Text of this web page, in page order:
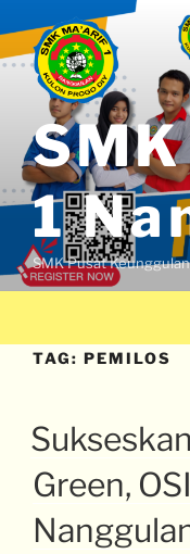
1
SMK Pusat
TAG: PEMILOS
Green,